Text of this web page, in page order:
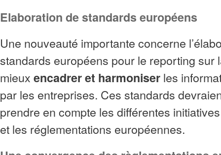
Elaboration de standards européens
Une nouveauté importante concerne
standards européens pour le reporting sur
mieux encadrer et harmoniser les
par les entreprises. Ces standards
prendre en compte les différentes
et les réglementations européennes.